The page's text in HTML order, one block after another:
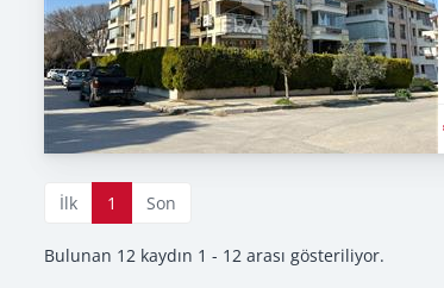
İlk 1 Son
Bulunan 12 kaydın 1 - 12 arası gösteriliyor.